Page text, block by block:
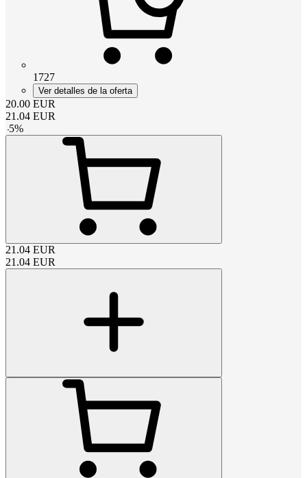
1727
Ver detalles de la oferta
20.00 EUR
21.04 EUR
-5%
21.04 EUR
21.04 EUR